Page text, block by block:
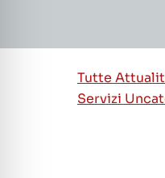
Tutte
Servizi